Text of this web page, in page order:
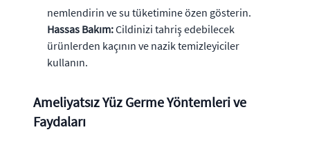
nemlendirin ve su tüketimine özen gösterin.
Hassas Bakım:Cildinizi tahriş edebilecek
ürünlerden kaçının ve nazik temizleyiciler
kullanın.
Ameliyatsız Yüz Germe Yöntemleri ve
Faydaları